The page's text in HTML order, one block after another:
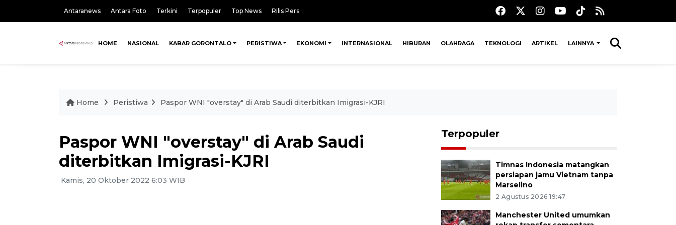
Antaranews Antara Foto Terkini Terpopuler Top News Rilis Pers
HOME NASIONAL KABAR GORONTALO PERISTIWA EKONOMI INTERNASIONAL HIBURAN OLAHRAGA TEKNOLOGI ARTIKEL LAINNYA
Home Peristiwa Paspor WNI "overstay" di Arab Saudi diterbitkan Imigrasi-KJRI
Paspor WNI "overstay" di Arab Saudi
diterbitkan Imigrasi-KJRI
Kamis, 20 Oktober 2022 6:03 WIB
Terpopuler
Timnas Indonesia matangkan
persiapan jamu Vietnam tanpa
Marselino
2 Agustus 2026 19:47
Manchester United umumkan